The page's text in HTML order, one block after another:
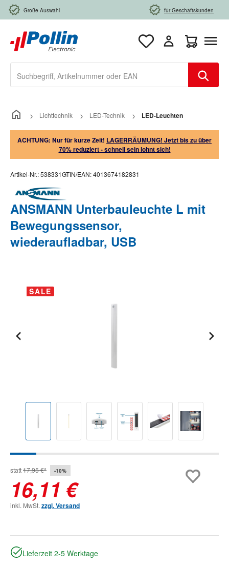
Zum Hauptinhalt springen
Große Auswahl für Geschäftskunden
Lichttechnik LED-Technik LED-Leuchten
ACHTUNG: Nur für kurze Zeit! LAGERRÄUMUNG! Jetzt bis zu über
70% reduziert - schnell sein lohnt sich!
Artikel-Nr.:538331GTIN/EAN:4013674182831
ANSMANN Unterbauleuchte L mit
Bewegungssensor,
wiederaufladbar, USB
Bildergalerie überspringen
SALE
statt17,95 €* -10%
16,11 €
inkl. MwSt. zzgl. Versand
Lieferzeit 2-5 Werktage